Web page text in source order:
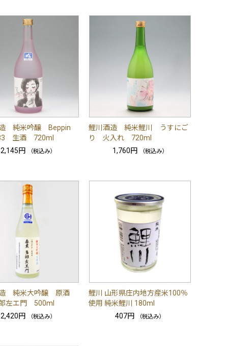
造 純米吟醸 Beppin
生酒 720ml
2,145円
（税込み）
鯉川酒造 純米鯉川 うすにご
り 火入れ 720ml
1,760円
（税込み）
純米大吟醸 原酒
左エ門 500ml
2,420円
（税込み）
鯉川 山形県庄内地方産米100％
使用 純米鯉川 180ml
407円
（税込み）